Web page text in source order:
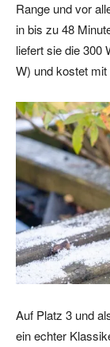
Range und vor
in bis zu 48
liefert sie die 300
W) und kostet
Auf Platz 3 und
ein echter